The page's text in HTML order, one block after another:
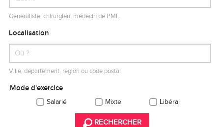
Généraliste, chirurgien, médecin de PMI…
Localisation
Ville, département, région ou code postal
Mode d'exercice
Salarié Mixte Libéral
RECHERCHER